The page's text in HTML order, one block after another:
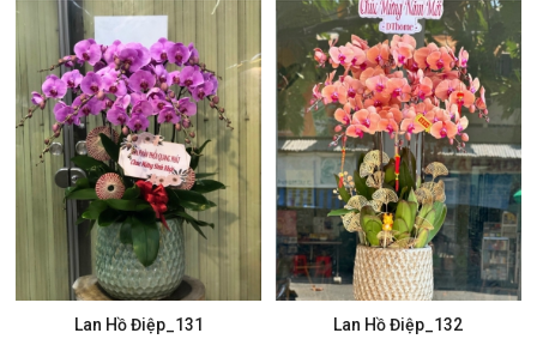
Lan Hồ Điệp_131
Mua ngay
Lan Hồ Điệp_132
Mua ngay